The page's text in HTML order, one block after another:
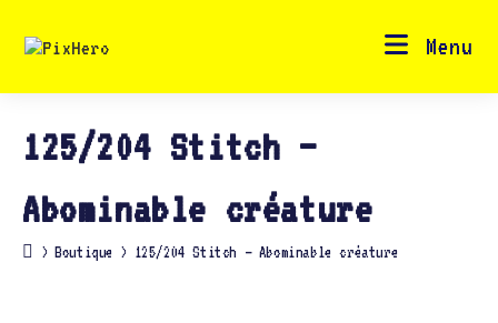
content
Menu
125/204 Stitch –
Abominable créature
> Boutique > 125/204 Stitch – Abominable créature